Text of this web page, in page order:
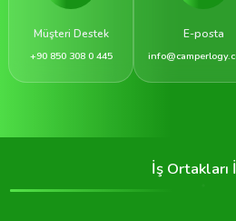
Müşteri Destek
+90 850 308 0 445
E-posta
İş Ortakları